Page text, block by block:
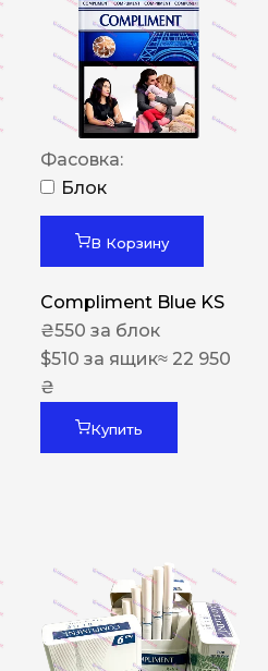
Фасовка:
Блок
В Корзину
Compliment Blue KS
₴550 за блок
$510 за ящик≈ 22 950
₴
Купить